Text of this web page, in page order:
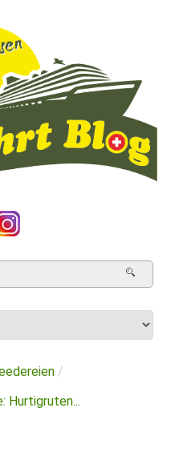
/
Hurtigruten...